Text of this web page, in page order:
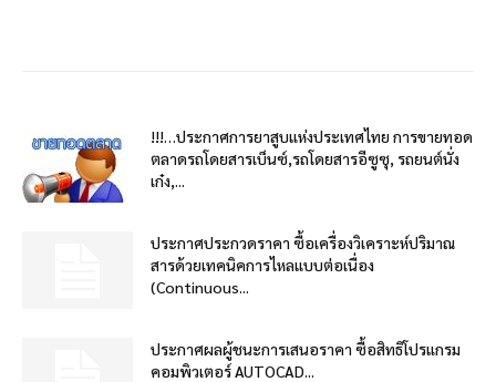
!!!…ประกาศการยาสูบแห่งประเทศไทย การขายทอด
ตลาดรถโดยสารเบ็นซ์,รถโดยสารอีซูซุ, รถยนต์นั่ง
เก๋ง,...
ประกาศประกวดราคา ซื้อเครื่องวิเคราะห์ปริมาณ
สารด้วยเทคนิคการไหลแบบต่อเนื่อง
(Continuous...
ประกาศผลผู้ชนะการเสนอราคา ซื้อสิทธิโปรแกรม
คอมพิวเตอร์ AUTOCAD...